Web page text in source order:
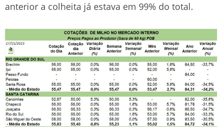
anterior a colheita já estava em 99% do total.